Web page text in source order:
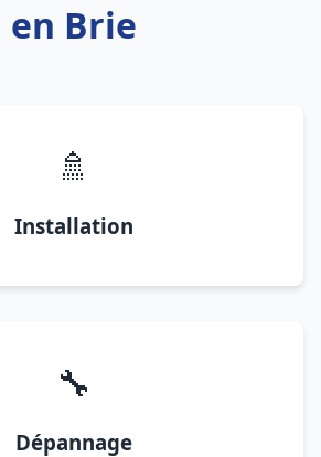
en Brie
🚿
Installation
🔧
Dépannage